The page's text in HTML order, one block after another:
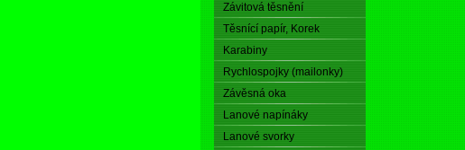
Závitová těsnění
Těsnící papír, Korek
Karabiny
Rychlospojky (mailonky)
Závěsná oka
Lanové napínáky
Lanové svorky